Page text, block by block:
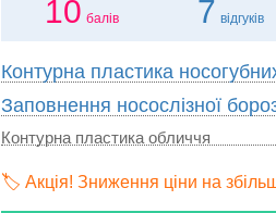
10 балів 7 відгуків
Контурна пластика
Заповнення носослізної
Контурна пластика обличчя
🏷️ Акція! Зниження ціни на